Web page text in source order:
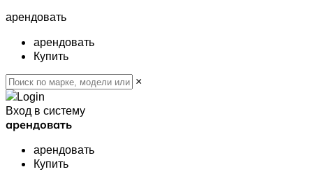
арендовать
арендовать
Купить
×
Вход в систему
арендовать
арендовать
Купить